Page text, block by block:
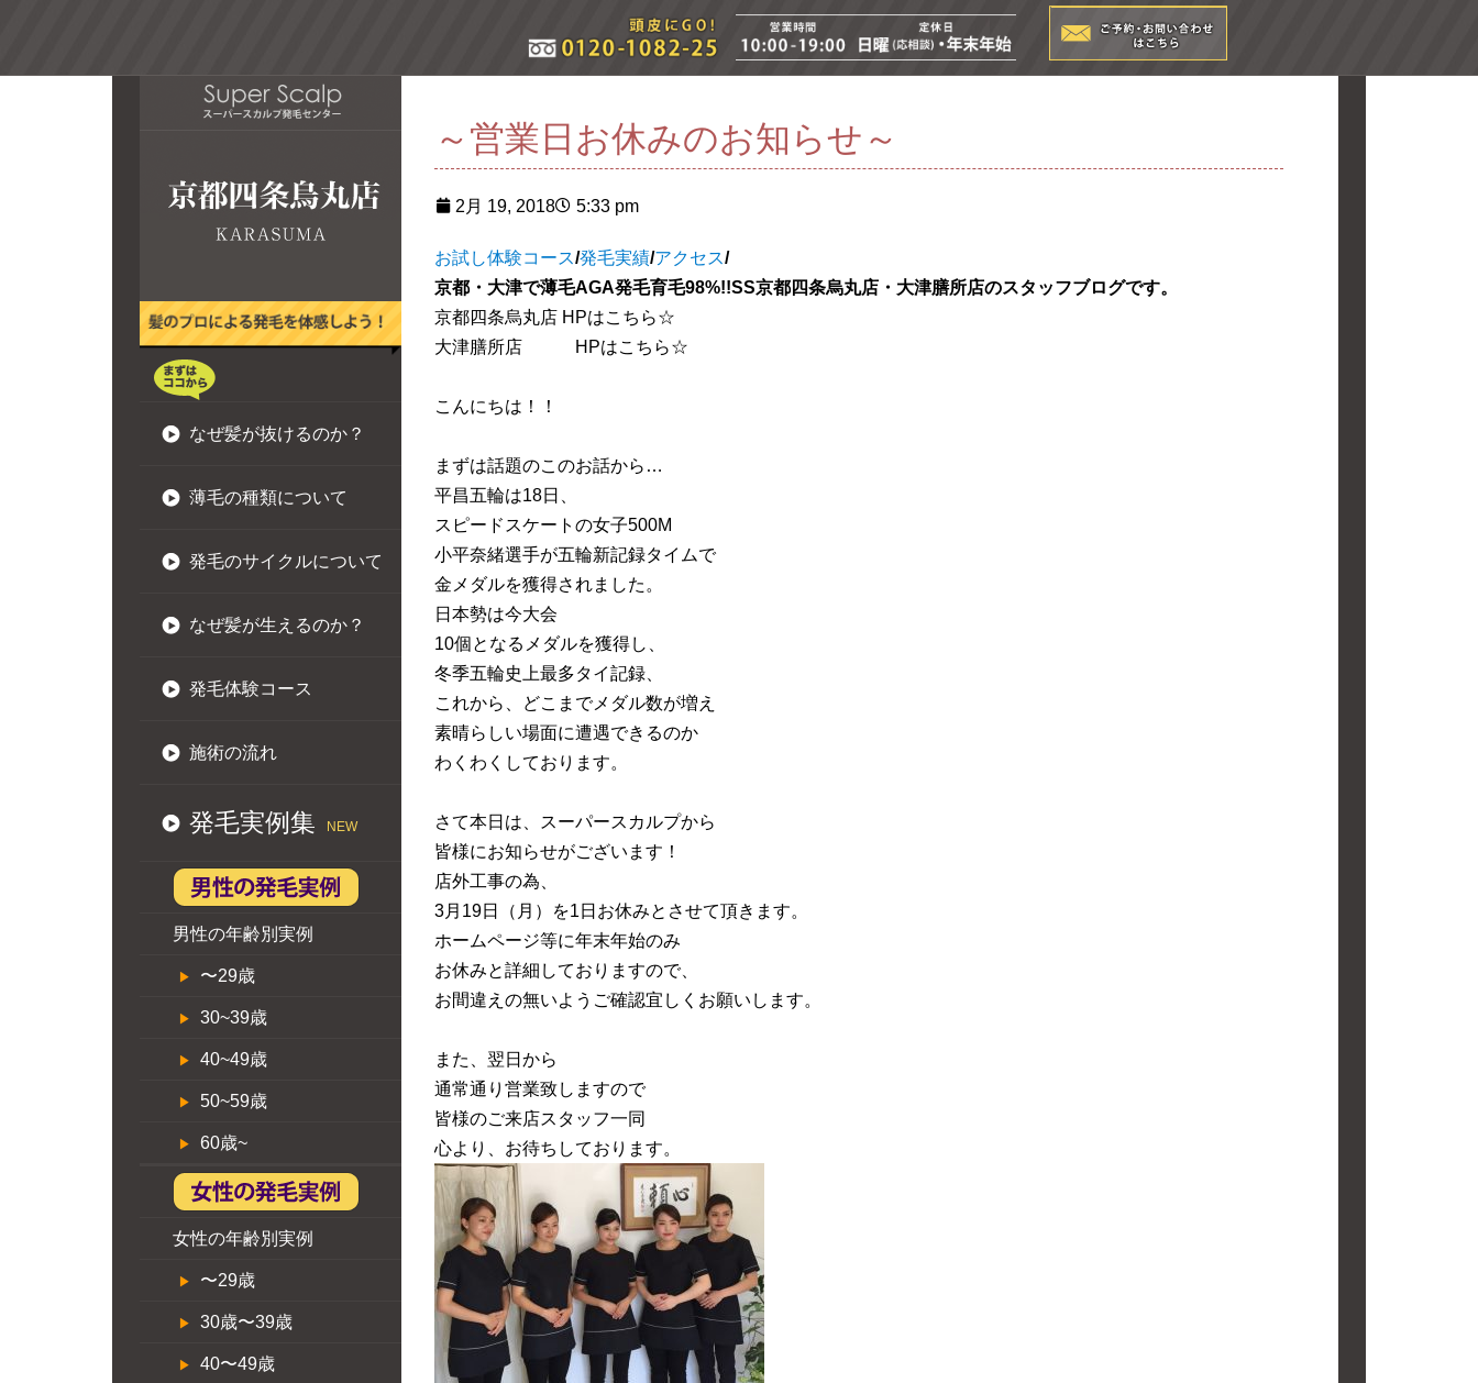
なぜ髪が抜けるのか？
薄毛の種類について
発毛のサイクルについて
なぜ髪が生えるのか？
発毛体験コース
施術の流れ
発毛実例集 NEW
男性の年齢別実例
〜29歳
30~39歳
40~49歳
50~59歳
60歳~
女性の年齢別実例
〜29歳
30歳〜39歳
40〜49歳
～営業日お休みのお知らせ～
2月 19, 2018 5:33 pm
お試し体験コース/発毛実績/アクセス/
京都・大津で薄毛AGA発毛育毛98%!!SS京都四条烏丸店・大津膳所店のスタッフブログです。
京都四条烏丸店 HPはこちら☆
大津膳所店 HPはこちら☆
こんにちは！！
まずは話題のこのお話から…
平昌五輪は18日、
スピードスケートの女子500M
小平奈緒選手が五輪新記録タイムで
金メダルを獲得されました。
日本勢は今大会
10個となるメダルを獲得し、
冬季五輪史上最多タイ記録、
これから、どこまでメダル数が増え
素晴らしい場面に遭遇できるのか
わくわくしております。
さて本日は、スーパースカルプから
皆様にお知らせがございます！
店外工事の為、
3月19日（月）を1日お休みとさせて頂きます。
ホームページ等に年末年始のみ
お休みと詳細しておりますので、
お間違えの無いようご確認宜しくお願いします。
また、翌日から
通常通り営業致しますので
皆様のご来店スタッフ一同
心より、お待ちしております。